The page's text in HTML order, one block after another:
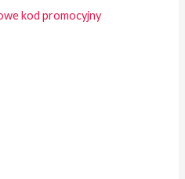
kod promocyjny